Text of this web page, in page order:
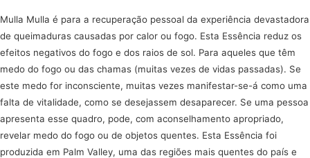
Mulla Mulla é para a recuperação pessoal da experiência devastadora
de queimaduras causadas por calor ou fogo. Esta Essência reduz os
efeitos negativos do fogo e dos raios de sol. Para aqueles que têm
medo do fogo ou das chamas (muitas vezes de vidas passadas). Se
este medo for inconsciente, muitas vezes manifestar-se-á como uma
falta de vitalidade, como se desejassem desaparecer. Se uma pessoa
apresenta esse quadro, pode, com aconselhamento apropriado,
revelar medo do fogo ou de objetos quentes. Esta Essência foi
produzida em Palm Valley, uma das regiões mais quentes do país e